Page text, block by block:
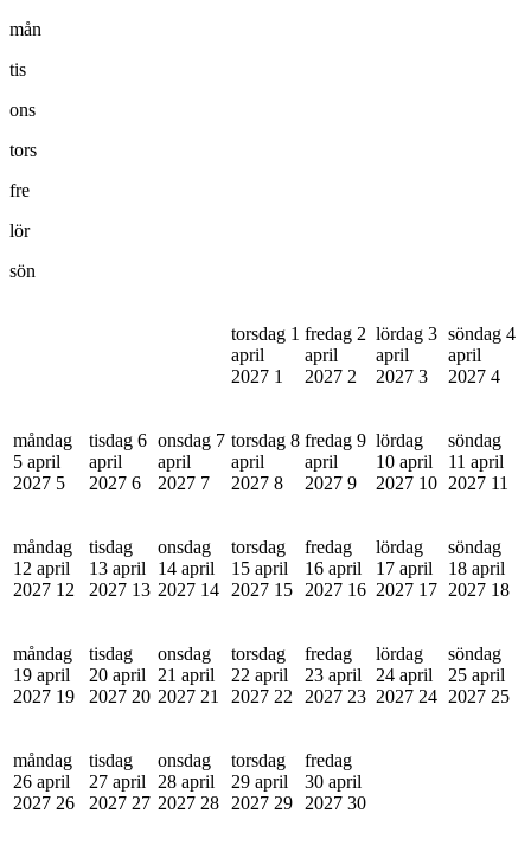
mån
tis
ons
tors
fre
lör
sön
torsdag 1
april
2027 1
fredag 2
april
2027 2
lördag 3
april
2027 3
söndag 4
april
2027 4
måndag
5 april
2027 5
tisdag 6
april
2027 6
onsdag 7
april
2027 7
torsdag 8
april
2027 8
fredag 9
april
2027 9
lördag
10 april
2027 10
söndag
11 april
2027 11
måndag
12 april
2027 12
tisdag
13 april
2027 13
onsdag
14 april
2027 14
torsdag
15 april
2027 15
fredag
16 april
2027 16
lördag
17 april
2027 17
söndag
18 april
2027 18
måndag
19 april
2027 19
tisdag
20 april
2027 20
onsdag
21 april
2027 21
torsdag
22 april
2027 22
fredag
23 april
2027 23
lördag
24 april
2027 24
söndag
25 april
2027 25
måndag
26 april
2027 26
tisdag
27 april
2027 27
onsdag
28 april
2027 28
torsdag
29 april
2027 29
fredag
30 april
2027 30